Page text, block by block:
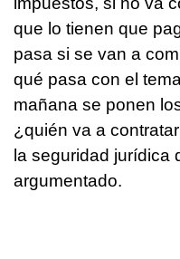
que lo tienen que
pasa si se van a
qué pasa con el
mañana se ponen
¿quién va a
la seguridad jurídica
argumentado.